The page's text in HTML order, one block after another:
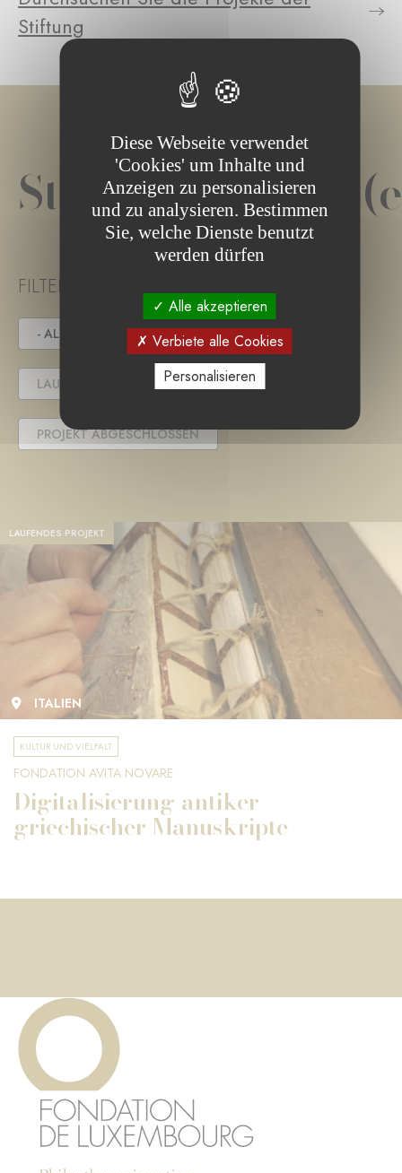
Stiftung
FILTER PROJECT STATUS
- ALLE - IN DER AUSSCHREIBUNG
LAUFENDES PROJEKT
PROJEKT ABGESCHLOSSEN
LAUFENDES PROJEKT
ITALIEN
KULTUR UND VIELFALT
FONDATION AVITA NOVARE
Digitalisierung antiker
griechischer Manuskripte
Diese Webseite verwendet
'Cookies' um Inhalte und
Anzeigen zu personalisieren
und zu analysieren. Bestimmen
Sie, welche Dienste benutzt
werden dürfen
Alle akzeptieren
Verbiete alle Cookies
Personalisieren